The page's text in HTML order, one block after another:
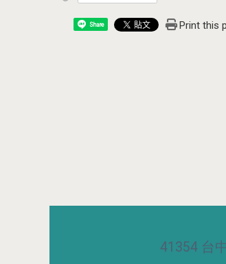
Share Print this
41354 台